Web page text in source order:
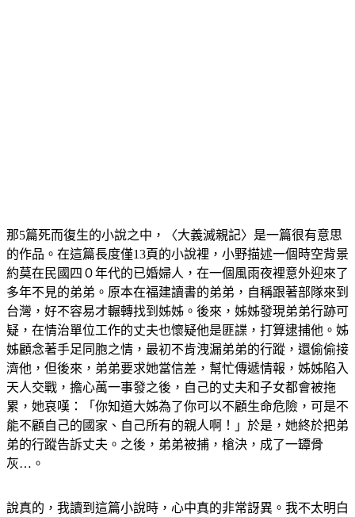
那5篇死而復生的小說之中，〈大義滅親記〉是一篇很有意思
的作品。在這篇長度僅13頁的小說裡，小野描述一個時空背景
約莫在民國四０年代的已婚婦人，在一個風雨夜裡意外迎來了
多年不見的弟弟。原本在福建讀書的弟弟，自稱跟著部隊來到
台灣，好不容易才輾轉找到姊姊。後來，姊姊發現弟弟行跡可
疑，在情治單位工作的丈夫也懷疑他是匪諜，打算逮捕他。姊
姊顧念著手足同胞之情，最初不肯洩漏弟弟的行蹤，還偷偷接
濟他，但後來，弟弟要求她當信差，幫忙傳遞情報，姊姊陷入
天人交戰，擔心萬一事發之後，自己的丈夫和子女都會被拖
累，她哀嘆：「你知道大姊為了你可以不顧生命危險，可是不
能不顧自己的國家、自己所有的親人啊！」於是，她終於把弟
弟的行蹤告訴丈夫。之後，弟弟被捕，槍決，成了一罈骨
灰…。
說真的，我讀到這篇小說時，心中真的非常訝異。我不太明白